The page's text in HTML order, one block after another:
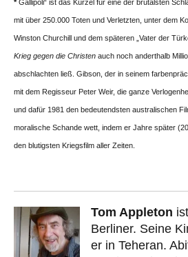
*Gallipoli“ ist das Kürzel für eine der brutalsten
mit über 250.000 Toten und Verletzten, unter dem
Winston Churchill und dem späteren „Vater der
Krieg gegen die Christen auch noch anderthalb
abschlachten ließ. Gibson, der in seinem
mit dem Regisseur Peter Weir, die ganze
und dafür 1981 den bedeutendsten australischen
moralische Schande wett, indem er Jahre später
den blutigsten Kriegsfilm aller Zeiten.
Tom Appleton
Berliner. Seine
er in Teheran.